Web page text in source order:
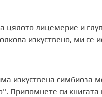
цялото лицемерие и
изкуствено, ми се
изкуствена симбиоза
Припомнете си книгата